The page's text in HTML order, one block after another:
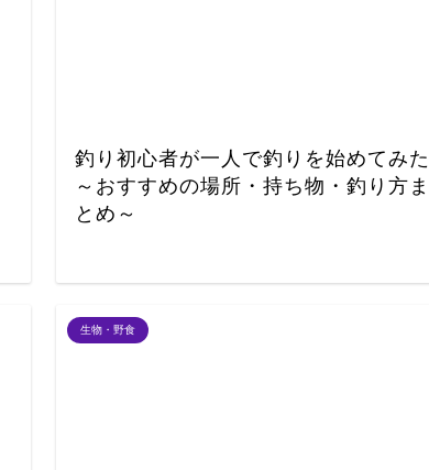
釣り初心者が一人で釣りを始めてみた
～おすすめの場所・持ち物・釣り方ま
とめ～
生物・野食